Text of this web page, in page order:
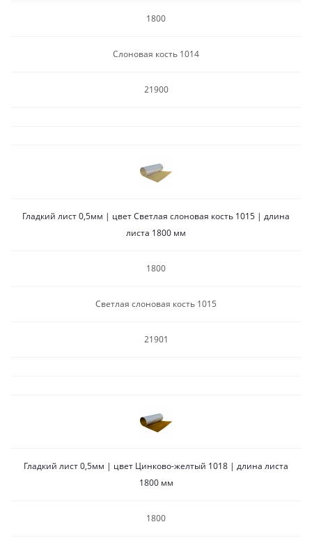
1800
Слоновая кость 1014
21900
Гладкий лист 0,5мм | цвет Светлая слоновая кость 1015 | длина
листа 1800 мм
1800
Светлая слоновая кость 1015
21901
Гладкий лист 0,5мм | цвет Цинково-желтый 1018 | длина листа
1800 мм
1800